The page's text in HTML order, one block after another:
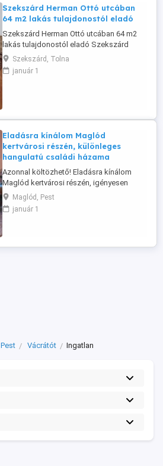
Szekszárd Herman Ottó utcában
64 m2 lakás tulajdonostól eladó
Szekszárd Herman Ottó utcában 64 m2
lakás tulajdonostól eladó Szekszárd
kedvelt részén, a Herman Ottó utcában
eladó egy 64 m2-es, magasföldszinti,
téglaépítésű lakás. Az ingatlan praktikus
Szekszárd, Tolna
január 1
Eladásra kínálom Maglód
kertvárosi részén, különleges
hangulatú családi házama
Azonnal költözhető! Eladásra kínálom
Maglód kertvárosi részén, igényesen
felújított, különleges hangulatú, világos,
keleti fekvésű, 141 nm-es 2 szintes,
duplakomfortos családi házamat, 527
szekrények, a méretre szabott gépesített
Maglód, Pest
január 1
Pest Vácrátót Ingatlan